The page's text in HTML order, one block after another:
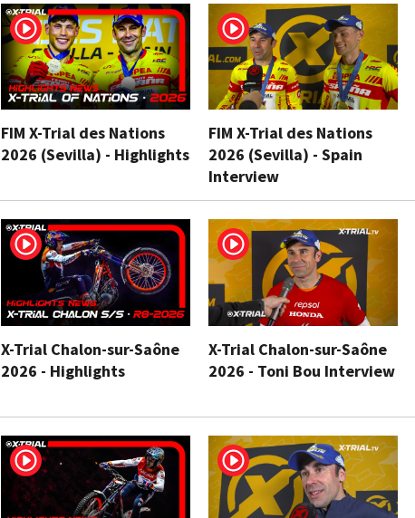
FIM X-Trial des Nations
2026 (Sevilla) - Highlights
FIM X-Trial des Nations
2026 (Sevilla) - Spain
Interview
X-Trial Chalon-sur-Saône
2026 - Highlights
X-Trial Chalon-sur-Saône
2026 - Toni Bou Interview